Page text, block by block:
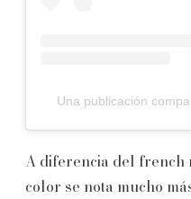
Una publicación
A diferencia del french
color se nota mucho